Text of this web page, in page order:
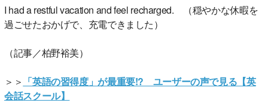
I had a restful vacation and feel recharged. （穏やかな休暇を
過ごせたおかげで、充電できました）
（記事／柏野裕美）
＞＞ 「英語の習得度」が最重要!? ユーザーの声で見る【英
会話スクール】